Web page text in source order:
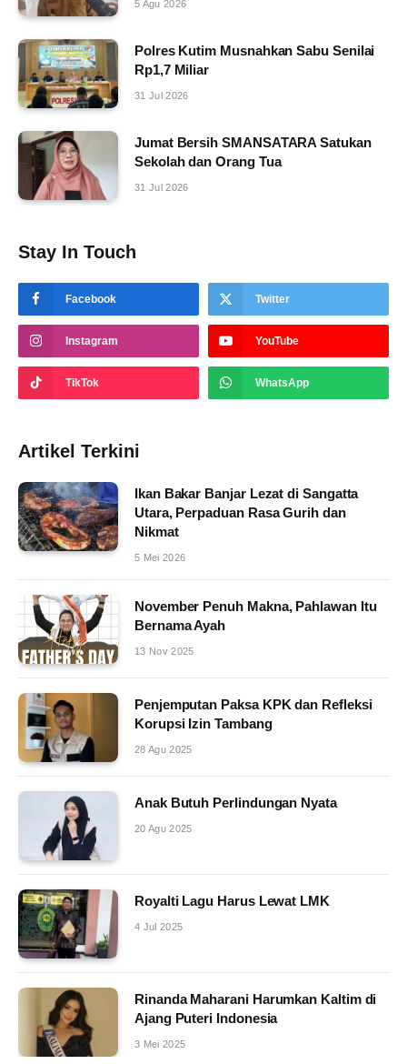
5 Agu 2026
Polres Kutim Musnahkan Sabu Senilai
Rp1,7 Miliar
31 Jul 2026
Jumat Bersih SMANSATARA Satukan
Sekolah dan Orang Tua
31 Jul 2026
Stay In Touch
Facebook Twitter
Instagram YouTube
TikTok WhatsApp
Artikel Terkini
Ikan Bakar Banjar Lezat di Sangatta
Utara, Perpaduan Rasa Gurih dan
Nikmat
5 Mei 2026
November Penuh Makna, Pahlawan Itu
Bernama Ayah
13 Nov 2025
Penjemputan Paksa KPK dan Refleksi
Korupsi Izin Tambang
28 Agu 2025
Anak Butuh Perlindungan Nyata
20 Agu 2025
Royalti Lagu Harus Lewat LMK
4 Jul 2025
Rinanda Maharani Harumkan Kaltim di
Ajang Puteri Indonesia
3 Mei 2025